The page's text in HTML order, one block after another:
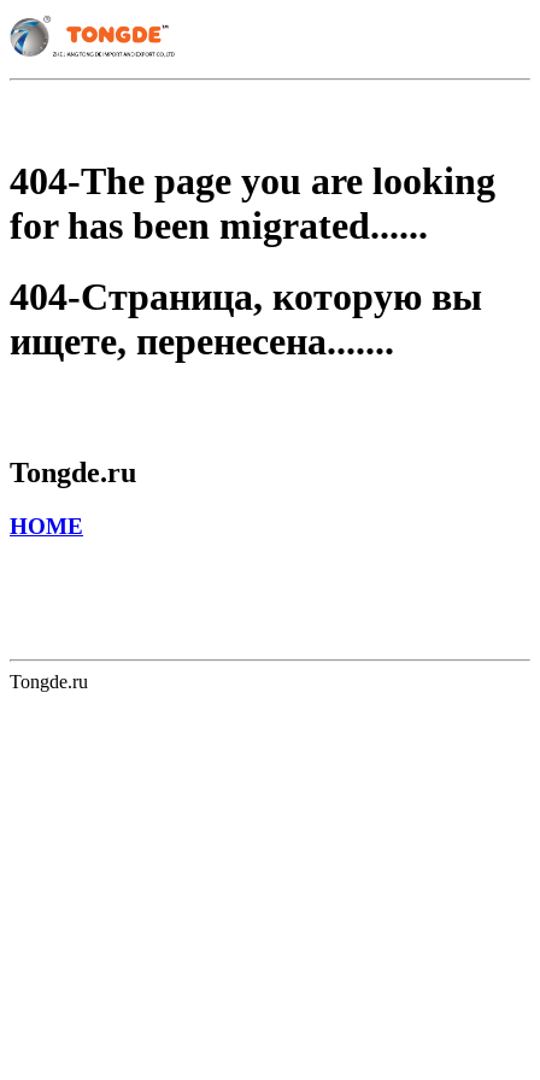
404-The page you are looking
for has been migrated......
404-Страница, которую вы
ищете, перенесена.......
Tongde.ru
HOME
Tongde.ru